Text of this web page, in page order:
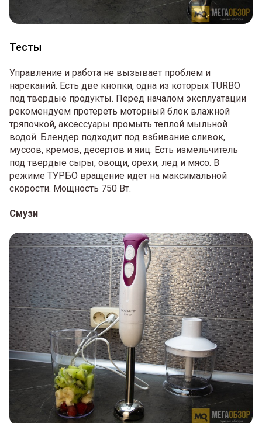
Тесты
Управление и работа не вызывает проблем и
нареканий. Есть две кнопки, одна из которых TURBO
под твердые продукты. Перед началом эксплуатации
рекомендуем протереть моторный блок влажной
тряпочкой, аксессуары промыть теплой мыльной
водой. Блендер подходит под взбивание сливок,
муссов, кремов, десертов и яиц. Есть измельчитель
под твердые сыры, овощи, орехи, лед и мясо. В
режиме ТУРБО вращение идет на максимальной
скорости. Мощность 750 Вт.
Смузи